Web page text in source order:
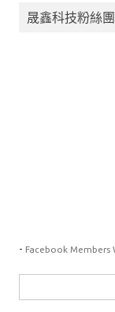
晟鑫科技粉絲團
- Facebook Members
尋